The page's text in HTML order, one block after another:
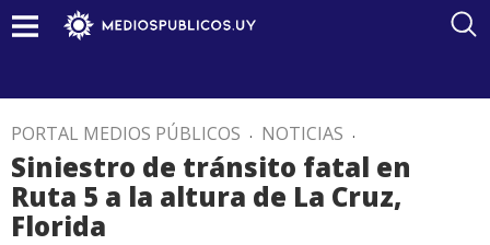
PORTAL MEDIOS PÚBLICOS . NOTICIAS .
Siniestro de tránsito fatal en
Ruta 5 a la altura de La Cruz,
Florida